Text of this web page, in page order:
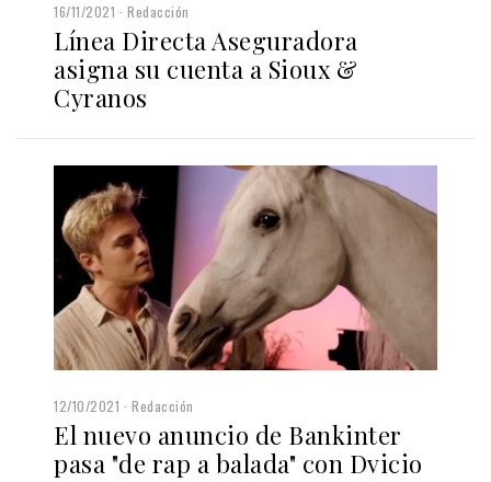
16/11/2021 Redacción
Línea Directa Aseguradora
asigna su cuenta a Sioux &
Cyranos
12/10/2021 Redacción
El nuevo anuncio de Bankinter
pasa "de rap a balada" con Dvicio